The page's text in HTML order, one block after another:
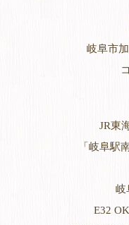
岐阜市
JR東
「岐阜駅
岐
E32